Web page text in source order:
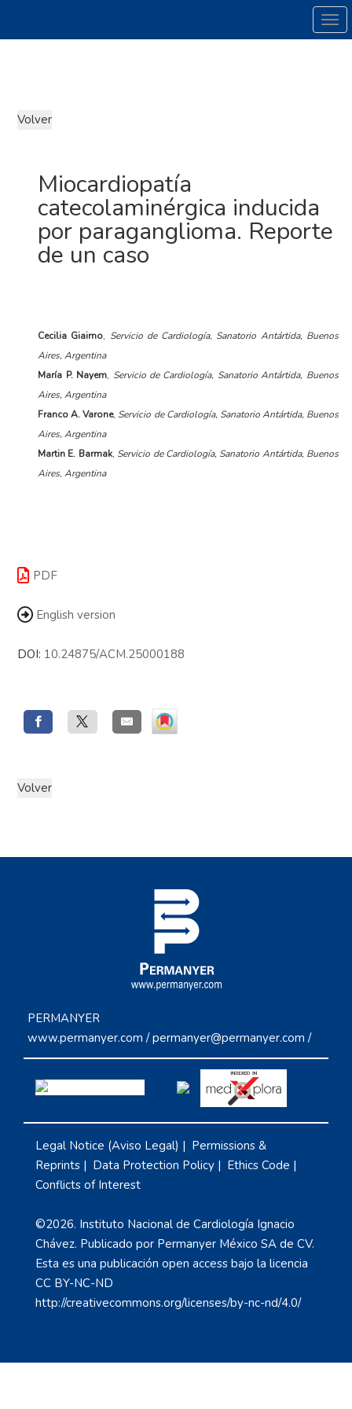
Miocardiopatía
catecolaminérgica inducida
por paraganglioma. Reporte
de un caso
Cecilia Giaimo, Servicio de Cardiología, Sanatorio Antártida, Buenos
Aires, Argentina
María P. Nayem, Servicio de Cardiología, Sanatorio Antártida, Buenos
Aires, Argentina
Franco A. Varone, Servicio de Cardiología, Sanatorio Antártida, Buenos
Aires, Argentina
Martin E. Barmak, Servicio de Cardiología, Sanatorio Antártida, Buenos
Aires, Argentina
PDF
English version
DOI: 10.24875/ACM.25000188
PERMANYER
www.permanyer.com /permanyer@permanyer.com /
Legal Notice (Aviso Legal) | Permissions &
Reprints | Data Protection Policy | Ethics Code |
Conflicts of Interest
©2026. Instituto Nacional de Cardiología Ignacio
Chávez. Publicado por Permanyer México SA de CV.
Esta es una publicación open access bajo la licencia
CC BY-NC-ND
http://creativecommons.org/licenses/by-nc-nd/4.0/